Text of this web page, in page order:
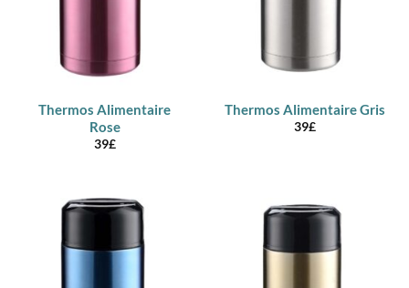
Thermos Alimentaire
Rose
39£
Thermos Alimentaire Gris
39£